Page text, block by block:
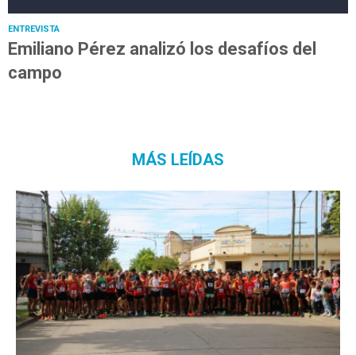
ENTREVISTA
Emiliano Pérez analizó los desafíos del
campo
MÁS LEÍDAS